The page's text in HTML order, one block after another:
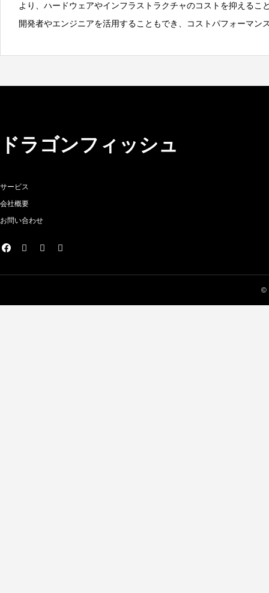
より、ハードウェアやインフラストラクチャのコストを抑えるこ
開発者やエンジニアを活用することもでき、コストパフォーマン
ドラゴンフィッシュ
サービス
会社概要
お問い合わせ
©